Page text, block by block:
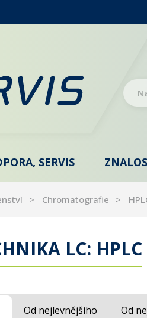
SERVIS
Chromatografie
LC: HPLC
Od nejlevnějšího Od